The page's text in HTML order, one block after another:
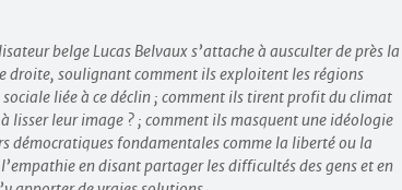
belge Lucas Belvaux s’attache à ausculter de près la
droite, soulignant comment ils exploitent les régions
liée à ce déclin ; comment ils tirent profit du climat
lisser leur image ? ; comment ils masquent une idéologie
démocratiques fondamentales comme la liberté ou la
en disant partager les difficultés des gens et en